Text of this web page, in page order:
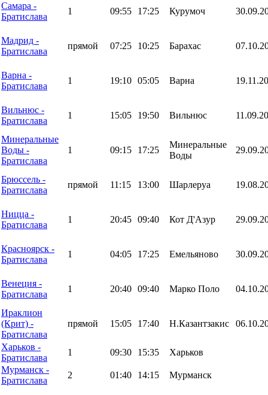
Самара -
Братислава
1 09:55 17:25 Курумоч
Мадрид -
Братислава
прямой 07:25 10:25 Барахас
Варна -
Братислава
1 19:10 05:05 Варна
Вильнюс -
Братислава
1 15:05 19:50 Вильнюс
Минеральные
Воды -
Братислава
1 09:15 17:25
Минеральные
Воды
Брюссель -
Братислава
прямой 11:15 13:00 Шарлеруа
Ницца -
Братислава
1 20:45 09:40 Кот Д'Азур
Красноярск -
Братислава
1 04:05 17:25 Емельяново
Венеция -
Братислава
1 20:40 09:40 Марко Поло
Ираклион
(Крит) -
Братислава
прямой 15:05 17:40 Н.Казантзакис
Харьков -
Братислава
1 09:30 15:35
Харьков
Мурманск -
Братислава
2 01:40 14:15 Мурманск